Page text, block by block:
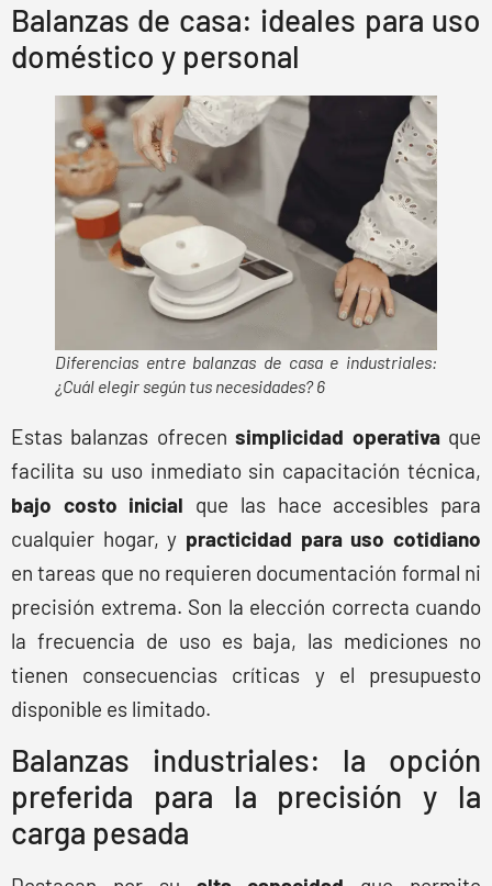
Balanzas de casa: ideales para uso
doméstico y personal
Diferencias entre balanzas de casa e industriales:
¿Cuál elegir según tus necesidades? 6
Estas balanzas ofrecensimplicidad operativaque
facilita su uso inmediato sin capacitación técnica,
bajo costo inicial que las hace accesibles para
cualquier hogar, y practicidad para uso cotidiano
en tareas que no requieren documentación formal ni
precisión extrema. Son la elección correcta cuando
la frecuencia de uso es baja, las mediciones no
tienen consecuencias críticas y el presupuesto
disponible es limitado.
Balanzas industriales: la opción
preferida para la precisión y la
carga pesada